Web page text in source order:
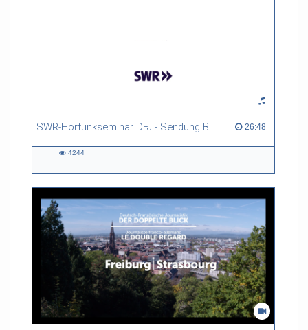
SWR-Hörfunkseminar DFJ - Sendung B 26:48
26:48 duration
4244